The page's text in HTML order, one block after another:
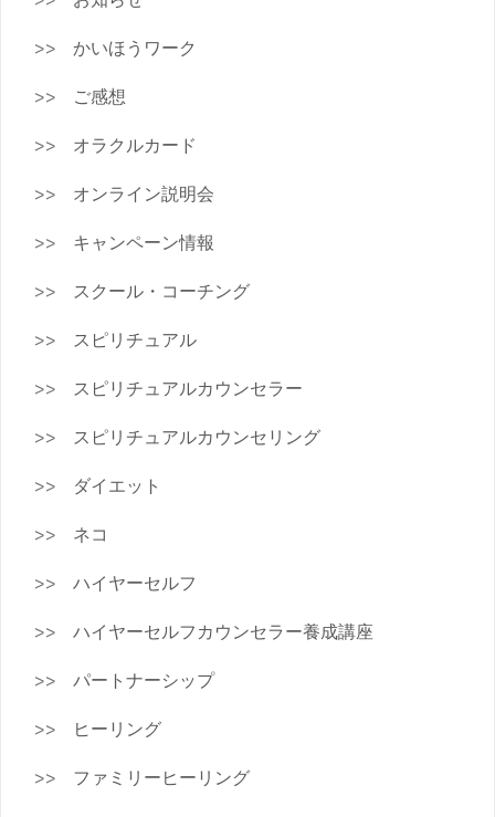
かいほうワーク
ご感想
オラクルカード
オンライン説明会
キャンペーン情報
スクール・コーチング
スピリチュアル
スピリチュアルカウンセラー
スピリチュアルカウンセリング
ダイエット
ネコ
ハイヤーセルフ
ハイヤーセルフカウンセラー養成講座
パートナーシップ
ヒーリング
ファミリーヒーリング